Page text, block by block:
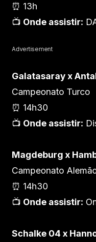
⏰ 13h
📺 Onde assistir:
Advertisement
Galatasaray x
Campeonato Turco
⏰ 14h30
📺 Onde assistir:
Magdeburg x
Campeonato
⏰ 14h30
📺 Onde assistir:
Schalke 04 x